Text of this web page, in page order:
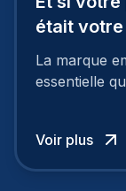
était
La marque
essentielle
à
Voir plus